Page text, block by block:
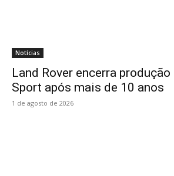
Notícias
Land Rover encerra
Sport após mais de 10 anos
1 de agosto de 2026